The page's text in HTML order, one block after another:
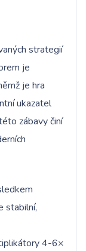
strategií
je
je hra
ukazatel
zábavy činí
stabilní,
4-6×